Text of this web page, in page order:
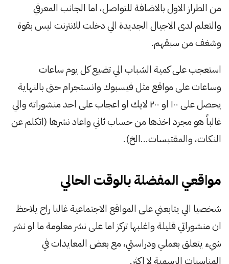
من الطراز الاول بالاضافة للتواصل، اما الجانب المعرفي
والتعلم لدى الاجيال الجديدة الي دخلت للانترنت ليس بقوة
وشغف من سبقهم.
استعجب على كمية الشباب الي تضيع كل يوم ساعات
وساعات على مواقع مثل فيسبوك وانستجرام حتى بالنهاية
يحصل على ١٠٠ او ٢٠٠ لايك او اعجاب على احد منشوراته والي
غالباً هو مجرد اخذها من حساب ثاني واعاد نشرها (اتكلم عن
النكات، والمقتبسات…الخ).
مواقعي المفضلة بالوقت الحالي
شخصيا الي يتابعني على المواقع الاجتماعية غالبا راح يلاحظ
ان منشوراتي قليلة واغلبها تركز اما على نشر معلومة ما او نشر
شيء يتعلق بعملي ودراستي، مع بعض المعايدات في
المناسبات الرسمية لا اكثر.